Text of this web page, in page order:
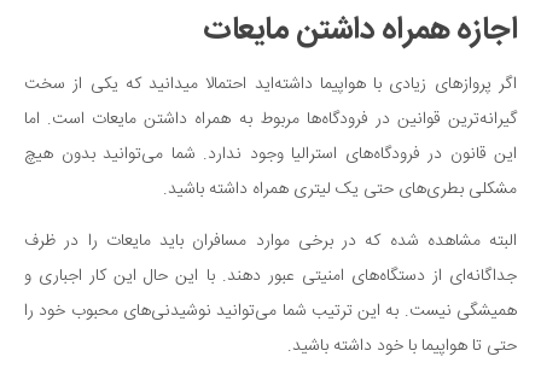
اجازه همراه داشتن مایعات
اگر پروازهای زیادی با هواپیما داشته‌اید احتمالا میدانید که یکی از سخت
گیرانه‌ترین قوانین در فرودگاه‌ها مربوط به همراه داشتن مایعات است. اما
این قانون در فرودگاه‌های استرالیا وجود ندارد. شما می‌توانید بدون هیچ
مشکلی بطری‌های حتی یک لیتری همراه داشته باشید.
البته مشاهده شده که در برخی موارد مسافران باید مایعات را در ظرف
جداگانه‌ای از دستگاه‌های امنیتی عبور دهند. با این حال این کار اجباری و
همیشگی نیست. به این ترتیب شما می‌توانید نوشیدنی‌های محبوب خود را
حتی تا هواپیما با خود داشته باشید.